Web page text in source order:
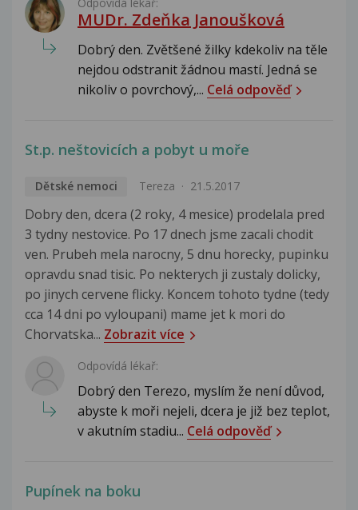
MUDr. Zdeňka Janoušková
Dobrý den. Zvětšené žilky kdekoliv na těle
nejdou odstranit žádnou mastí. Jedná se
nikoliv o povrchový,... Celá odpověď
St.p. neštovicích a pobyt u moře
Dětské nemoci Tereza 21.5.2017
Dobry den, dcera (2 roky, 4 mesice) prodelala pred
3 tydny nestovice. Po 17 dnech jsme zacali chodit
ven. Prubeh mela narocny, 5 dnu horecky, pupinku
opravdu snad tisic. Po nekterych ji zustaly dolicky,
po jinych cervene flicky. Koncem tohoto tydne (tedy
cca 14 dni po vyloupani) mame jet k mori do
Chorvatska... Zobrazit více
Odpovídá lékař:
Dobrý den Terezo, myslím že není důvod,
abyste k moři nejeli, dcera je již bez teplot,
v akutním stadiu... Celá odpověď
Pupínek na boku